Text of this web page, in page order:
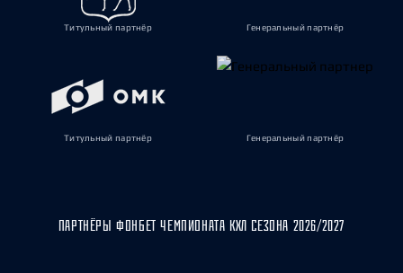
Титульный партнёр Генеральный партнёр
Титульный партнёр Генеральный партнёр
ПАРТНЁРЫ ФОНБЕТ ЧЕМПИОНАТА КХЛ СЕЗОНА 2026/2027